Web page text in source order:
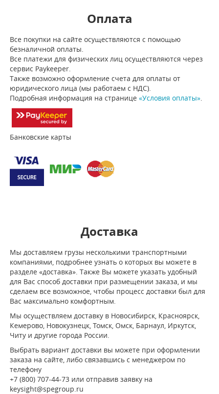
Оплата
Все покупки на сайте осуществляются с помощью
безналичной оплаты.
Все платежи для физических лиц осуществляются через
сервис Paykeeper.
Также возможно оформление счета для оплаты от
юридического лица (мы работаем с НДС).
Подробная информация на странице «Условия оплаты»
Банковские карты
Доставка
Мы доставляем грузы несколькими транспортными
компаниями, подробнее узнать о которых вы можете в
разделе «доставка». Также Вы можете указать удобный
для Вас способ доставки при размещении заказа, и мы
сделаем все возможное, чтобы процесс доставки был для
Вас максимально комфортным.
Мы осуществляем доставку в Новосибирск, Красноярск,
Кемерово, Новокузнецк, Томск, Омск, Барнаул, Иркутск,
Читу и другие города России.
Выбрать вариант доставки вы можете при оформлении
заказа на сайте, либо связавшись с менеджером по
телефону
+7 (800) 707-44-73 или отправив заявку на
keysight@spegroup.ru